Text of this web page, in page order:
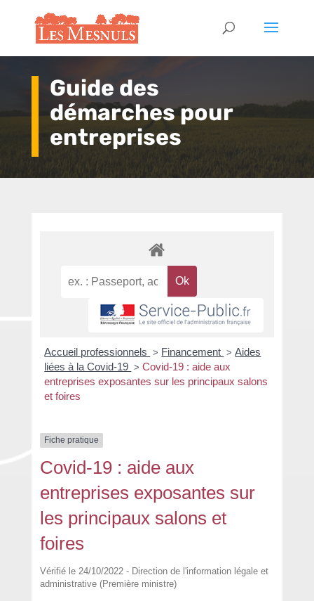
Guide des
démarches pour
entreprises
Accueil professionnels > Financement > Aides
liées à la Covid-19 > Covid-19 : aide aux
entreprises exposantes sur les principaux salons
et foires
Fiche pratique
Covid-19 : aide aux
entreprises exposantes sur
les principaux salons et
foires
Vérifié le 24/10/2022 - Direction de l'information légale et
administrative (Première ministre)